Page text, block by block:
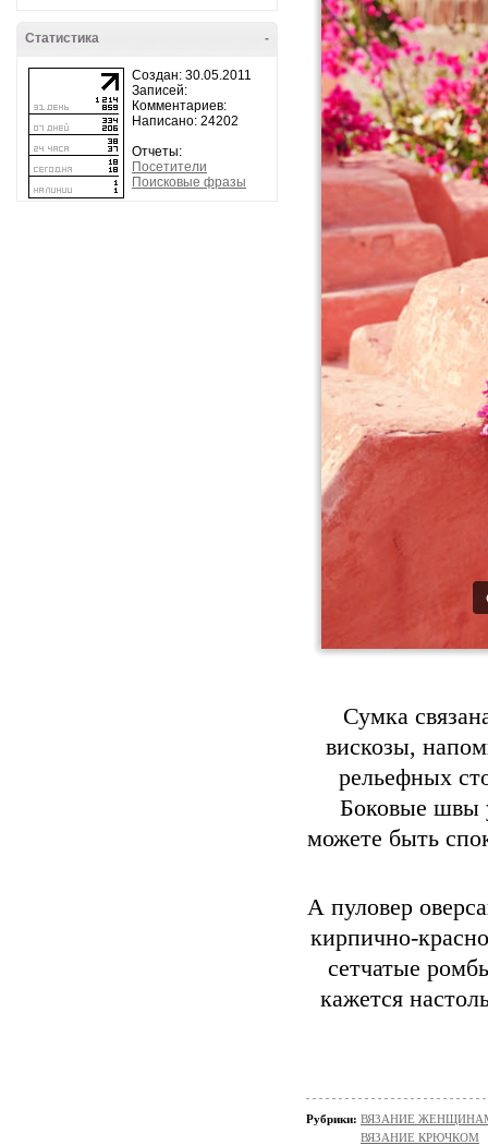
-
Статистика
Создан: 30.05.2011
Записей:
Комментариев:
Написано: 24202
Отчеты:
Посетители
Поисковые фразы
Сумка
вискозы,
рельефных
Боковые швы
можете быть
А пуловер
кирпично-
сетчатые
кажется
Рубрики: ВЯЗАНИЕ
ВЯЗАНИЕ КРЮЧКОМ